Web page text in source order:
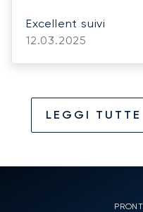
Excellent suivi
12.03.2025
LEGGI TUTTE